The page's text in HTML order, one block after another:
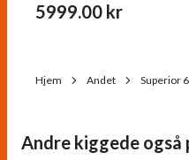
5999.00 kr
Hjem Andet Superior
Andre kiggede også